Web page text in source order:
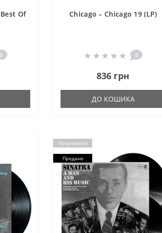
Of
0
Chicago ‎– Chicago 19 (LP)
0
836 грн
ДО КОШИКА
Популярний
Продано